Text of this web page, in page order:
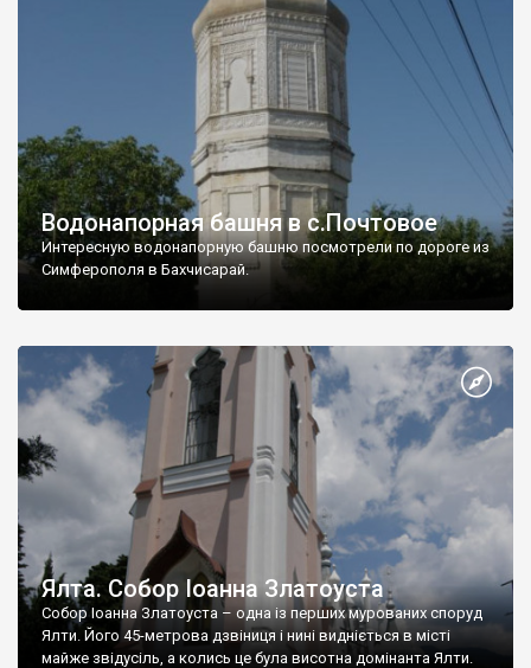
Водонапорная башня в с.Почтовое
Интересную водонапорную башню посмотрели по дороге из
Симферополя в Бахчисарай.
Ялта. Собор Іоанна Златоуста
Собор Іоанна Златоуста – одна із перших мурованих споруд
Ялти. Його 45-метрова дзвіниця і нині видніється в місті
майже звідусіль, а колись це була висотна домінанта Ялти.